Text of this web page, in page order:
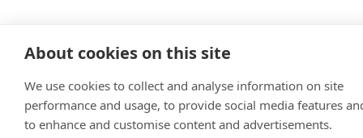
About cookies on this site
We use cookies to collect and analyse information on site
performance and usage, to provide social media features
to enhance and customise content and advertisements.